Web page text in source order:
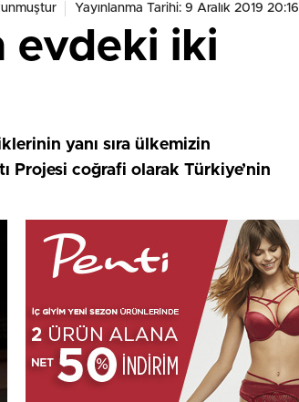
Yayınlanma Tarihi: 9 Aralık 2019 20:16
evdeki iki
yanı sıra ülkemizin
Projesi coğrafi olarak Türkiye’nin